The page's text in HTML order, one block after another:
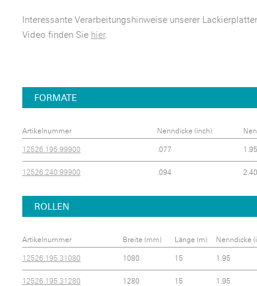
Interessante Verarbeitungshinweise unserer
Video finden Sie hier.
FORMATE
Artikelnummer Nenndicke (inch)
12526.195.99900 .077 1.95
12526.240.99900 .094 2.40
ROLLEN
Artikelnummer Breite (mm) Länge (m) Nenndicke
12526.195.31080 1080 15 1.95
12526.195.31280 1280 15 1.95